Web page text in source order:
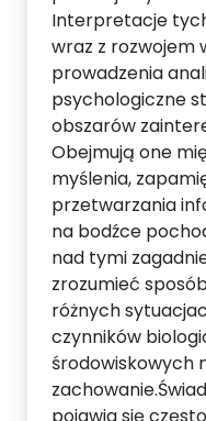
Interpretacje
wraz z rozwojem
prowadzenia
psychologiczne
obszarów
Obejmują one
myślenia,
przetwarzania
na bodźce
nad tymi
zrozumieć
różnych
czynników
środowiskowych